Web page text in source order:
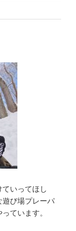
いってほし
遊び場プレーパ
ています。